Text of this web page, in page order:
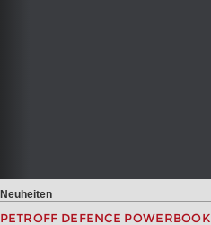
Neuheiten
PETROFF DEFENCE POWERBOOK